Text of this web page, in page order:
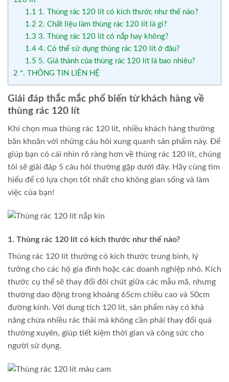
1.1 1. Thùng rác 120 lít có kích thước như thế nào?
1.2 2. Chất liệu làm thùng rác 120 lít là gì?
1.3 3. Thùng rác 120 lít có nắp hay không?
1.44. Có thể sử dụng thùng rác 120 lít ở đâu?
1.5 5. Giá thành của thùng rác 120 lít là bao nhiêu?
2 *. THÔNG TIN LIÊN HỆ
Giải đáp thắc mắc phổ biến từ khách hàng về
thùng rác 120 lít
Khi chọn mua thùng rác 120 lít, nhiều khách hàng thường
băn khoăn với những câu hỏi xung quanh sản phẩm này. Để
giúp bạn có cái nhìn rõ ràng hơn về thùng rác 120 lít, chúng
tôi sẽ giải đáp 5 câu hỏi thường gặp dưới đây. Hãy cùng tìm
hiểu để có lựa chọn tốt nhất cho không gian sống và làm
việc của bạn!
1. Thùng rác 120 lít có kích thước như thế nào?
Thùng rác 120 lít thường có kích thước trung bình, lý
tưởng cho các hộ gia đình hoặc các doanh nghiệp nhỏ. Kích
thước cụ thể sẽ thay đổi đôi chút giữa các mẫu mã, nhưng
thường dao động trong khoảng 65cm chiều cao và 50cm
đường kính. Với dung tích 120 lít, sản phẩm này có khả
năng chứa nhiều rác thải mà không cần phải thay đổi quá
thường xuyên, giúp tiết kiệm thời gian và công sức cho
người sử dụng.